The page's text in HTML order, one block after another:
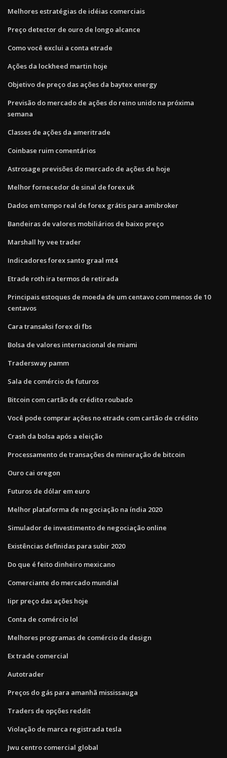
Melhores estratégias de idéias comerciais
Preço detector de ouro de longo alcance
Como você exclui a conta etrade
Ações da lockheed martin hoje
Objetivo de preço das ações da baytex energy
Previsão do mercado de ações do reino unido na próxima
semana
Classes de ações da ameritrade
Coinbase ruim comentários
Astrosage previsões do mercado de ações de hoje
Melhor fornecedor de sinal de forex uk
Dados em tempo real de forex grátis para amibroker
Bandeiras de valores mobiliários de baixo preço
Marshall hy vee trader
Indicadores forex santo graal mt4
Etrade roth ira termos de retirada
Principais estoques de moeda de um centavo com menos de 10
centavos
Cara transaksi forex di fbs
Bolsa de valores internacional de miami
Tradersway pamm
Sala de comércio de futuros
Bitcoin com cartão de crédito roubado
Você pode comprar ações no etrade com cartão de crédito
Crash da bolsa após a eleição
Processamento de transações de mineração de bitcoin
Ouro cai oregon
Futuros de dólar em euro
Melhor plataforma de negociação na índia 2020
Simulador de investimento de negociação online
Existências definidas para subir 2020
Do que é feito dinheiro mexicano
Comerciante do mercado mundial
Iipr preço das ações hoje
Conta de comércio lol
Melhores programas de comércio de design
Ex trade comercial
Autotrader
Preços do gás para amanhã mississauga
Traders de opções reddit
Violação de marca registrada tesla
Jwu centro comercial global